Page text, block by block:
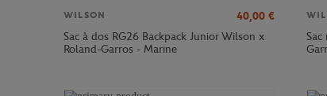
WILSON 40,00 €
Sac à dos RG26 Backpack Junior Wilson x
Roland-Garros - Marine